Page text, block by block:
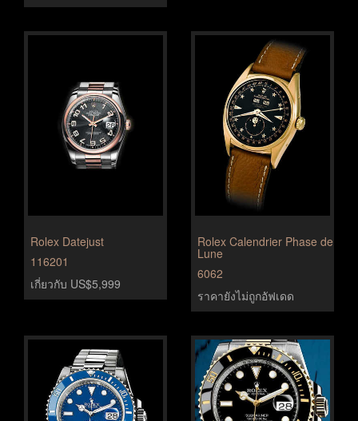
Rolex Datejust
116201
เกี่ยวกับ US$5,999
Rolex Calendrier Phase de
Lune
6062
ราคายังไม่ถูกอัฟเดด